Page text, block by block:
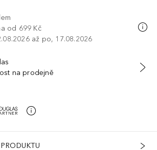
od 699 Kč
až po, 17.08.2026
PŘIDAT DO KOŠÍKU
na prodejně